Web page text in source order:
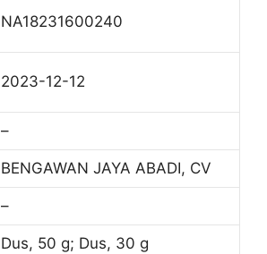
NA18231600240
2023-12-12
–
BENGAWAN JAYA ABADI, CV
–
Dus, 50 g; Dus, 30 g